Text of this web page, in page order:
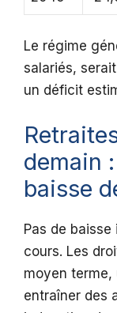
Le régime
salariés,
un déficit
demain
baisse
Pas de
cours. Les
moyen terme,
entraîner des